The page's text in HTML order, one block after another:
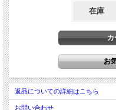
在庫
返品についての詳細はこちら
お問い合わせ